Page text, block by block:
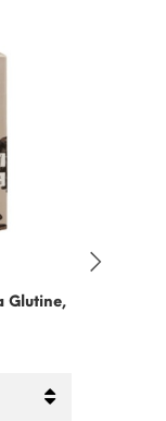
Glutine,